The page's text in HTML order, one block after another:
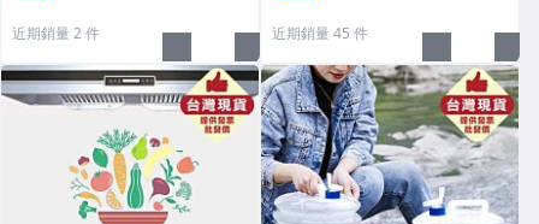
近期銷量 2 件 近期銷量 45 件